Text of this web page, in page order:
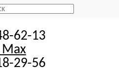
62-13
Max
29-56